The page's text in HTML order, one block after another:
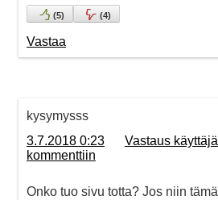
(5) (4)
Vastaa
kysymysss
3.7.2018 0:23
Vastaus
kommenttiin
Onko tuo sivu totta? Jos niin